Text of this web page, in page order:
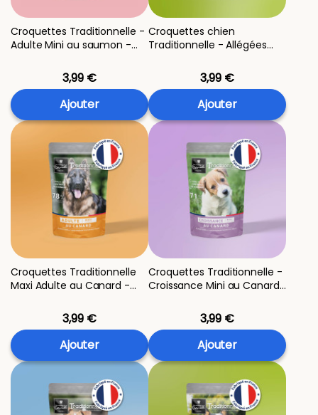
Croquettes Traditionnelle -
Adulte Mini au saumon -
3,99 €
Ajouter
Croquettes chien
Traditionnelle - Allégées
échantillon 400g
3,99 €
Ajouter
Croquettes Traditionnelle
Maxi Adulte au Canard -
3,99 €
Ajouter
Croquettes Traditionnelle -
Croissance Mini au Canard
3,99 €
Ajouter